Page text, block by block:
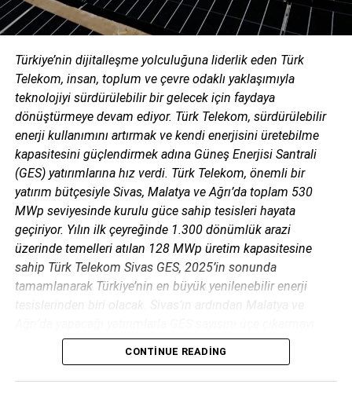
geliyor. Gelişmiş enerji depolama çözümlerinden, elektrik
şebekelerine; yüksek voltaj trafo merkezlerinden,
ve hanelerin enerji dönüşümünden hidrojene kadar farklı
alanlarda projeler yürüten YEO Teknoloji, 3 kıtada ve
30’dan fazla ülkede 400’den fazla proje tamamladı. YEO
Teknoloji, dekarbonizasyon, desantralizasyon ve
dijitalizasyon odaklı çalışmalarıyla daha yaşanabilir bir
dünya için ‘Bizce mümkün’ sloganıyla büyümeye devam
ediyor.
Türkiye’nin dijitalleşme yolculuğuna liderlik eden Türk
Telekom, insan, toplum ve çevre odaklı yaklaşımıyla
teknolojiyi sürdürülebilir bir gelecek için faydaya
dönüştürmeye devam ediyor. Türk Telekom, sürdürülebilir
enerji kullanımını artırmak ve kendi enerjisini üretebilme
kapasitesini güçlendirmek adına Güneş Enerjisi Santrali
(GES) yatırımlarına hız verdi. Türk Telekom, önemli bir
yatırım bütçesiyle Sivas, Malatya ve Ağrı’da toplam 530
MWp seviyesinde kurulu güce sahip tesisleri hayata
geçiriyor. Yılın ilk çeyreğinde 1.300 dönümlük arazi
üzerinde temelleri atılan 128 MWp üretim kapasitesine
sahip Türk Telekom Sivas GES, 2025’in sonunda
tamamlanarak Türkiye’nin en büyük yenilenebilir enerji
planlayan Türk Telekom’un, toplam GES kapasitesi mevcut
tüketiminin yaklaşık yüzde 65’ine denk geliyor.
CONTINUE READING